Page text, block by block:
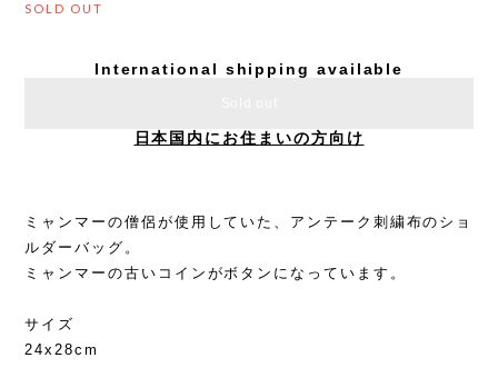
SOLD OUT
International shipping available
日本国内にお住まいの方向け
ミャンマーの僧侶が使用していた、アンテーク刺繍布のショ
ルダーバッグ。
ミャンマーの古いコインがボタンになっています。
サイズ
24x28cm